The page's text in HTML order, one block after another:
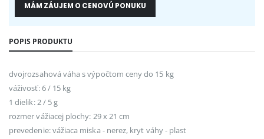
MÁM ZÁUJEM O CENOVÚ PONUKU
POPIS PRODUKTU
dvojrozsahová váha s výpočtom ceny do 15 kg
váživosť: 6 / 15 kg
1 dielik: 2 / 5 g
rozmer vážiacej plochy: 29 x 21 cm
prevedenie: vážiaca miska - nerez, kryt váhy - plast